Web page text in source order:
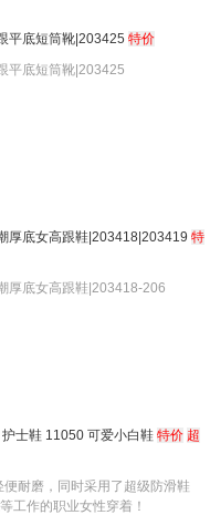
平底短筒靴|203425 特价
平底短筒靴|203425
厚底女高跟鞋|203418|203419 特
厚底女高跟鞋|203418-206
士鞋 11050 可爱小白鞋 特价 超
耐磨，同时采用了超级防滑鞋
工作的职业女性穿着！